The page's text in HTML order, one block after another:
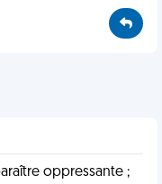
oppressante ;